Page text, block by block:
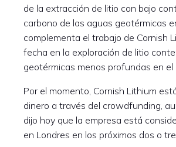
de la extracción de litio con bajo
carbono de las aguas geotérmicas
complementa el trabajo de Cornish
fecha en la exploración de litio
geotérmicas menos profundas en el
Por el momento, Cornish Lithium
dinero a través del crowdfunding,
dijo hoy que la empresa está
en Londres en los próximos dos o